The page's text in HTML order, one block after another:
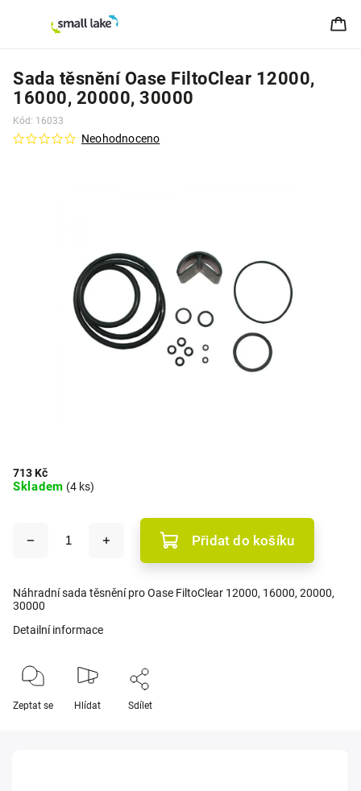
Sada těsnění Oase FiltoClear 12000,
16000, 20000, 30000
Kód: 16033
Neohodnoceno
713 Kč
Skladem (4 ks)
Přidat do košíku
Náhradní sada těsnění pro Oase FiltoClear 12000, 16000, 20000,
30000
Detailní informace
Zeptat se Hlídat Sdílet